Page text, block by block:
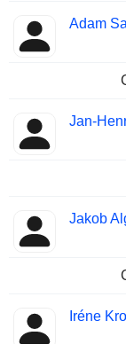
Adam
Jan-
Jakob
Iréne